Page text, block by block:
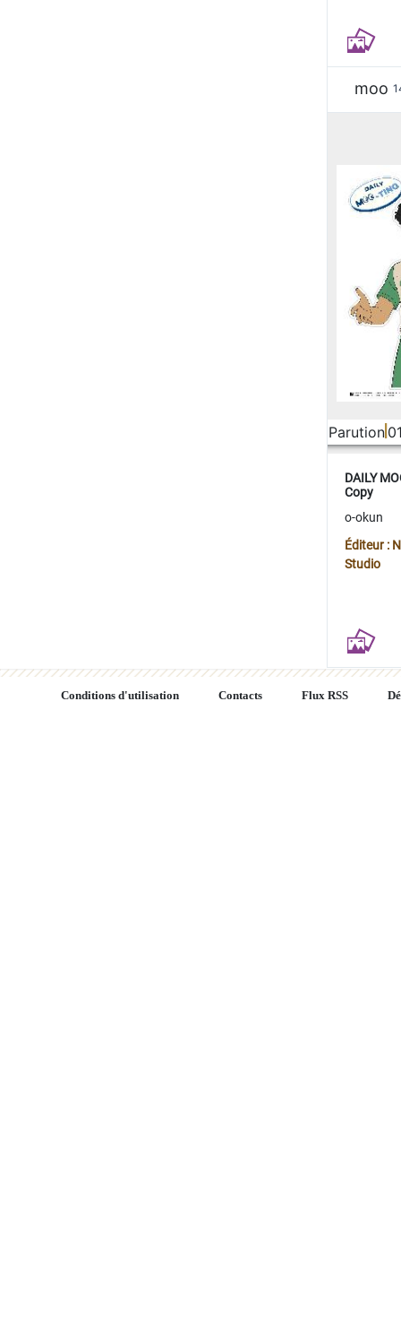
moo
Parution
DAILY
Copy
o-okun
Éditeur :
Studio
Conditions d'utilisation Contacts Flux RSS